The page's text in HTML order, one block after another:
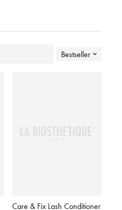
Bestseller
Care & Fix Lash Conditioner